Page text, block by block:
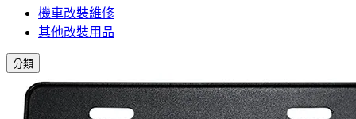
機車改裝維修
其他改裝用品
分類